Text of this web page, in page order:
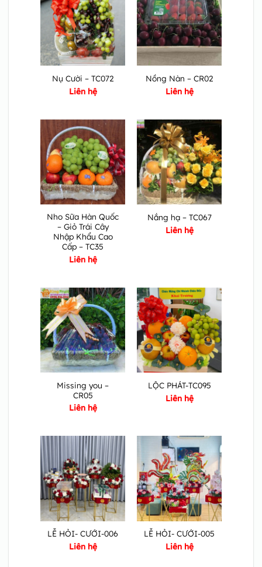
Nụ Cười – TC072
Liên hệ
Nồng Nàn – CR02
Liên hệ
Nho Sữa Hàn Quốc
– Giỏ Trái Cây
Nhập Khẩu Cao
Cấp – TC35
Liên hệ
Nắng hạ – TC067
Liên hệ
Missing you –
CR05
Liên hệ
LỘC PHÁT-TC095
Liên hệ
LỄ HỎI- CƯỚI-006
Liên hệ
LỄ HỎI- CƯỚI-005
Liên hệ